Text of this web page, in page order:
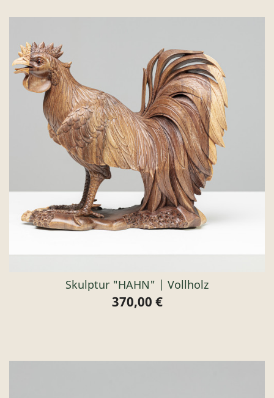
Skulptur "HAHN" | Vollholz
Preis
370,00 €